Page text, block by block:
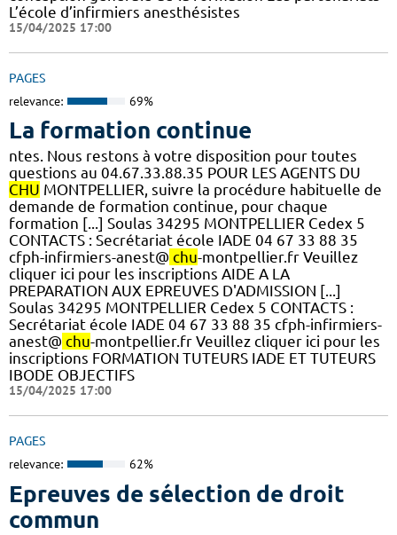
L’école d’infirmiers anesthésistes
15/04/2025 17:00
PAGES
relevance: 69%
La formation continue
ntes. Nous restons à votre disposition pour toutes
questions au 04.67.33.88.35 POUR LES AGENTS DU
CHU MONTPELLIER, suivre la procédure habituelle de
demande de formation continue, pour chaque
formation [...] Soulas 34295 MONTPELLIER Cedex 5
CONTACTS : Secrétariat école IADE 04 67 33 88 35
cfph-infirmiers-anest@ chu-montpellier.fr Veuillez
cliquer ici pour les inscriptions AIDE A LA
PREPARATION AUX EPREUVES D'ADMISSION [...]
Soulas 34295 MONTPELLIER Cedex 5 CONTACTS :
Secrétariat école IADE 04 67 33 88 35 cfph-infirmiers-
anest@ chu-montpellier.fr Veuillez cliquer ici pour les
inscriptions FORMATION TUTEURS IADE ET TUTEURS
IBODE OBJECTIFS
15/04/2025 17:00
PAGES
relevance: 62%
Epreuves de sélection de droit
commun